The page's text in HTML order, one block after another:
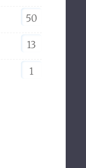
50
13
1